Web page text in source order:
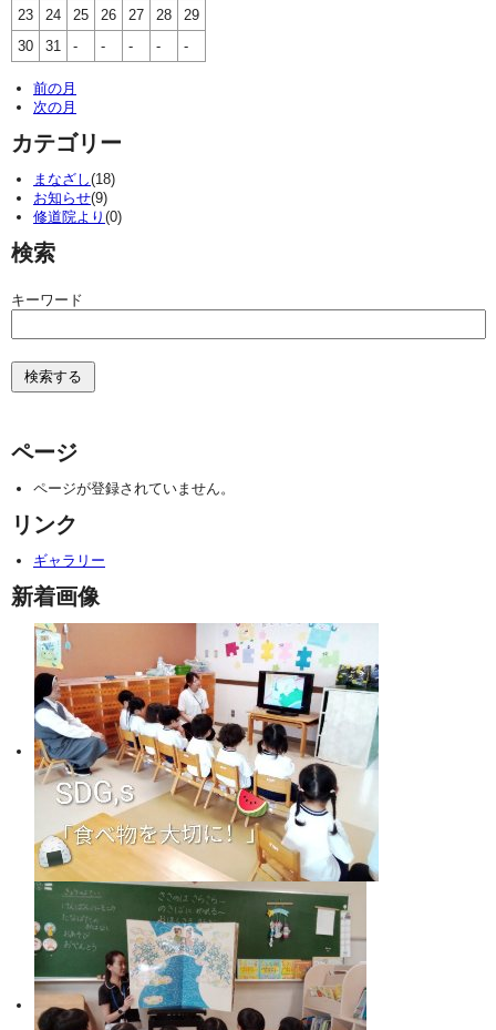
23
24 25 26 27 28
29
30
31 - - - - -
前の月
次の月
カテゴリー
まなざし(18)
お知らせ(9)
修道院より (0)
検索
キーワード
ページ
ページが登録されていません。
リンク
ギャラリー
新着画像